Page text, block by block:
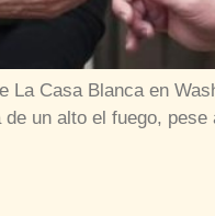
La Casa Blanca en
un alto el fuego,